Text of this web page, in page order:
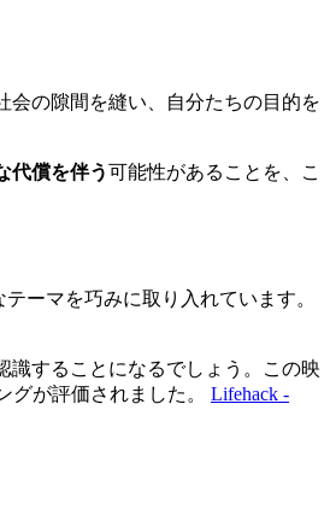
会の隙間を縫い、自分たちの目的を
代償を伴う可能性があることを、こ
ーマを巧みに取り入れています。
識することになるでしょう。この映
グが評価されました。 Lifehack -